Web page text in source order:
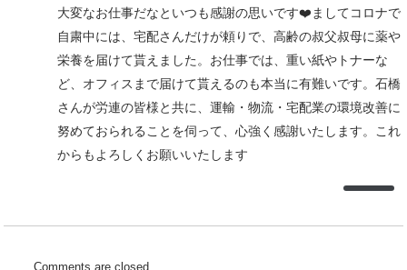
大変なお仕事だなといつも感謝の思いです❤️ましてコロナで
自粛中には、宅配さんだけが頼りで、高齢の叔父叔母に薬や
栄養を届けて貰えました。お仕事では、重い紙やトナーな
ど、オフィスまで届けて貰えるのも本当に有難いです。石橋
さんが労連の皆様と共に、運輸・物流・宅配業の環境改善に
努めておられることを伺って、心強く感謝いたします。これ
からもよろしくお願いいたします
Comments are closed.